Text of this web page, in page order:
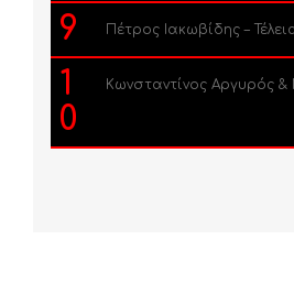
9 Πέτρος Ιακωβίδης –
1
0
Κωνσταντίνος Αργυρός &